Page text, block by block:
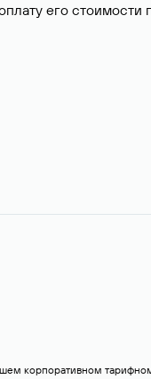
его стоимости
корпоративном